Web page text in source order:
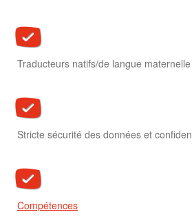
Traducteurs natifs/de langue
Stricte sécurité des données et
Compétences